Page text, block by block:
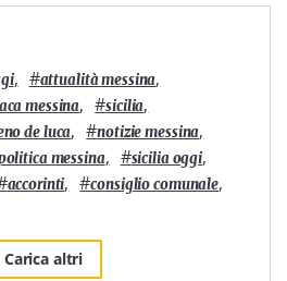
, #attualità messina,
messina, #sicilia,
de luca, #notizie messina,
messina, #sicilia oggi,
accorinti, #consiglio comunale,
Carica altri